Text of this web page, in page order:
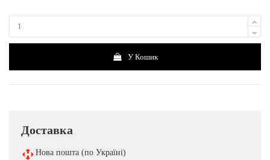
У Кошик
Доставка
Нова пошта (по Україні)